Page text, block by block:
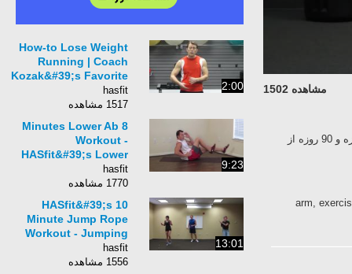
مشاهده 1502
برای برنامه ریزی کامل و روزانه این ورزش به وب سایت زیر مراجعه کنید.برنامه ریزی 30 روزه و 90 روزه از
arm,
2:00
How-to Lose Weight
Running | Coach
Kozak&#39;s Favorite
Way To Lose Fat
Running | HASfit
hasfit
1517 مشاهده
9:23
8 Minutes Lower Ab
Workout -
HASfit&#39;s Lower
Abdominal Exercises
- Work Out Lower Abs
hasfit
1770 مشاهده
13:01
HASfit&#39;s 10
Minute Jump Rope
Workout - Jumping
Rope Exercise Work
Out - Jump Rope to
hasfit
1556 مشاهده